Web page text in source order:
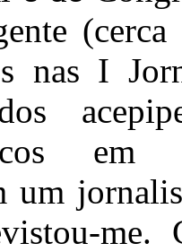
nas I
em
um
me.